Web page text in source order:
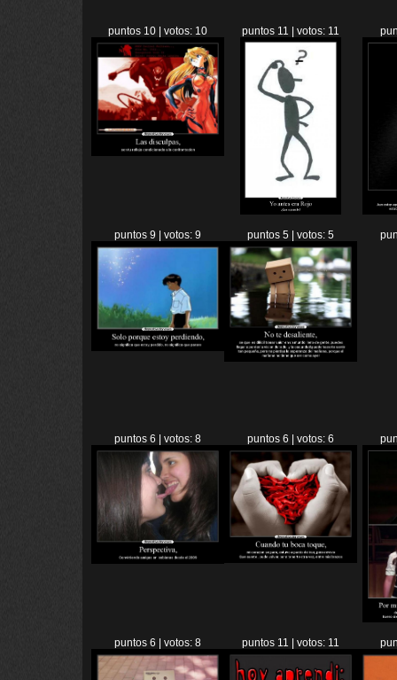
puntos 10 | votos: 10 puntos 11 | votos: 11
puntos 9 | votos: 9 puntos 5 | votos: 5
puntos 6 | votos: 8 puntos 6 | votos: 6
puntos 6 | votos: 8 puntos 11 | votos: 11